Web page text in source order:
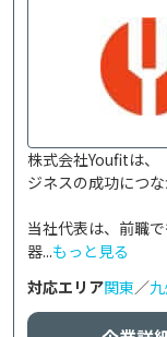
株式会社Youfitは、
ジネスの成功につ
当社代表は、前職
器...もっと見る
対応エリア関東／